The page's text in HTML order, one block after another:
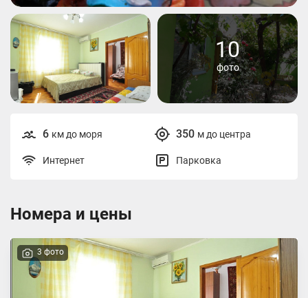
10
фото
6 км до моря 350 м до центра
Интернет Парковка
Номера и цены
3 фото